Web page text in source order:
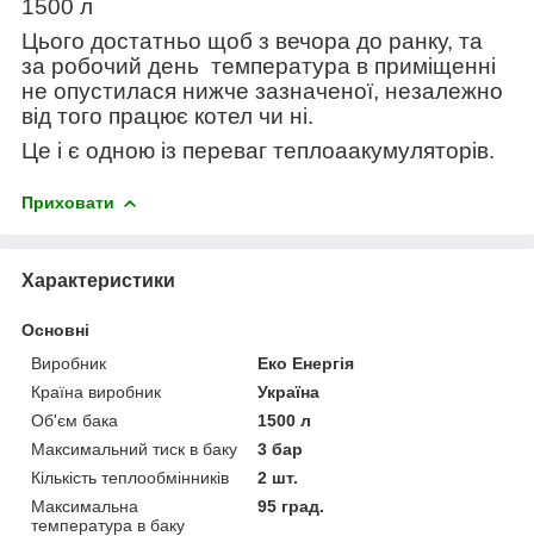
1500 л
Цього достатньо щоб з вечора до ранку, та
за робочий день температура в приміщенні
не опустилася нижче зазначеної, незалежно
від того працює котел чи ні.
Це і є одною із переваг теплоаакумуляторів.
Приховати
Характеристики
Основні
Виробник
Еко Енергія
Країна виробник
Україна
Об'єм бака
1500 л
Максимальний тиск в баку
3 бар
Кількість теплообмінників
2 шт.
Максимальна
температура в баку
95 град.